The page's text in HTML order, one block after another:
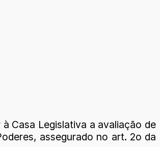
Casa Legislativa a avaliação de
assegurado no art. 2o da